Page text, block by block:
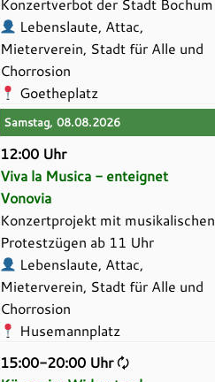
Konzertverbot der Stadt Bochum
Lebenslaute, Attac,
Mieterverein, Stadt für Alle und
Chorrosion
Goetheplatz
Samstag, 08.08.2026
12:00 Uhr
Viva la Musica - enteignet
Vonovia
Konzertprojekt mit musikalischen
Protestzügen ab 11 Uhr
Lebenslaute, Attac,
Mieterverein, Stadt für Alle und
Chorrosion
Husemannplatz
15:00-20:00 Uhr🗘